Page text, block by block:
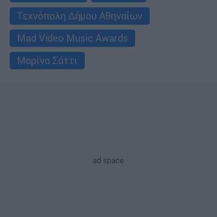
Τεχνόπολη Δήμου Αθηναίων
Mad Video Music Awards
Μαρίνα Σάττι